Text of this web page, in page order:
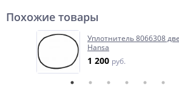
Похожие товары
Уплотнитель 8066308
Hansa
1 200 руб.